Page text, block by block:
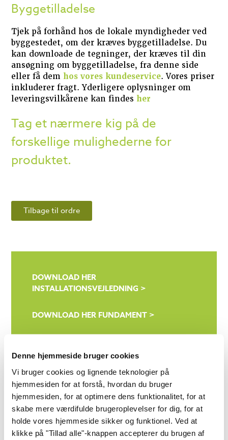
Denne hjemmeside bruger cookies
Vi bruger cookies og lignende teknologier på
hjemmesiden for at forstå, hvordan du bruger
hjemmesiden, for at optimere dens funktionalitet, for at
skabe mere værdifulde brugeroplevelser for dig, for at
holde vores hjemmeside sikker og funktionel. Ved at
klikke på "Tillad alle"-knappen accepterer du brugen af
Byggetilladelse
Tjek på forhånd hos de lokale myndigheder ved
byggestedet, om der kræves byggetilladelse. Du
kan downloade de tegninger, der kræves til din
ansøgning om byggetilladelse, fra denne side
eller få dem hos vores kundeservice. Vores priser
inkluderer fragt. Yderligere oplysninger om
leveringsvilkårene kan findes her
Tag et nærmere kig på de
forskellige mulighederne for
produktet.
Tilbage til ordre
DOWNLOAD HER
INSTALLATIONSVEJLEDNING >
DOWNLOAD HER FUNDAMENT >
ANSØGNINGEN OM TILLADELSE >
DOWNLOAD HER
OVERFLADEBEHANDLINGS VEJLEDNING >
DOWNLOAD HER ISOLERINGS GUIDE >